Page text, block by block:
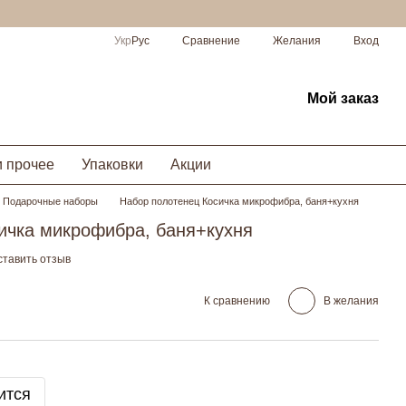
Укр Рус Сравнение Желания Вход
Мой заказ
прочее Упаковки Акции
Подарочные наборы Набор полотенец Косичка микрофибра, баня+кухня
микрофибра, баня+кухня
отзыв
К сравнению В желания